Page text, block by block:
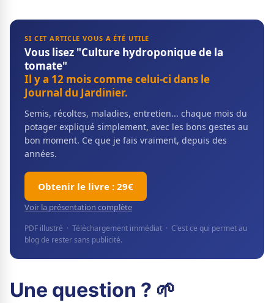
SI CET ARTICLE VOUS A ÉTÉ UTILE
Vous lisez "Culture hydroponique de la
tomate"
Il y a 12 mois comme celui-ci dans le
Journal du Jardinier.
Semis, récoltes, maladies, entretien... chaque mois du
potager expliqué simplement, avec les bons gestes au
bon moment. Ce que je fais vraiment, depuis des
années.
Obtenir le livre : 29€
Voir la présentation complète
PDF illustré · Téléchargement immédiat · C'est ce qui permet au
blog de rester sans publicité.
Une question ? 🌱